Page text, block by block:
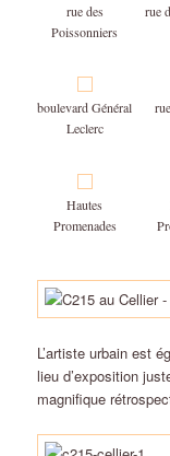
rue des
Poissonniers
rue
boulevard Général
Leclerc
Hautes
Promenades
L’artiste urbain est
lieu d’exposition
magnifique